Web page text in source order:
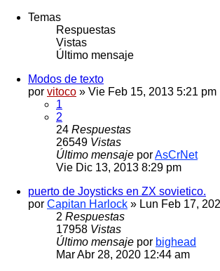
Temas
Respuestas
Vistas
Último mensaje
Modos de texto
por vitoco » Vie Feb 15, 2013 5:21 pm
1
2
24 Respuestas
26549 Vistas
Último mensaje porAsCrNet
Vie Dic 13, 2013 8:29 pm
puerto de Joysticks en ZX sovietico.
por Capitan Harlock » Lun Feb 17,
2 Respuestas
17958 Vistas
Último mensaje por bighead
Mar Abr 28, 2020 12:44 am